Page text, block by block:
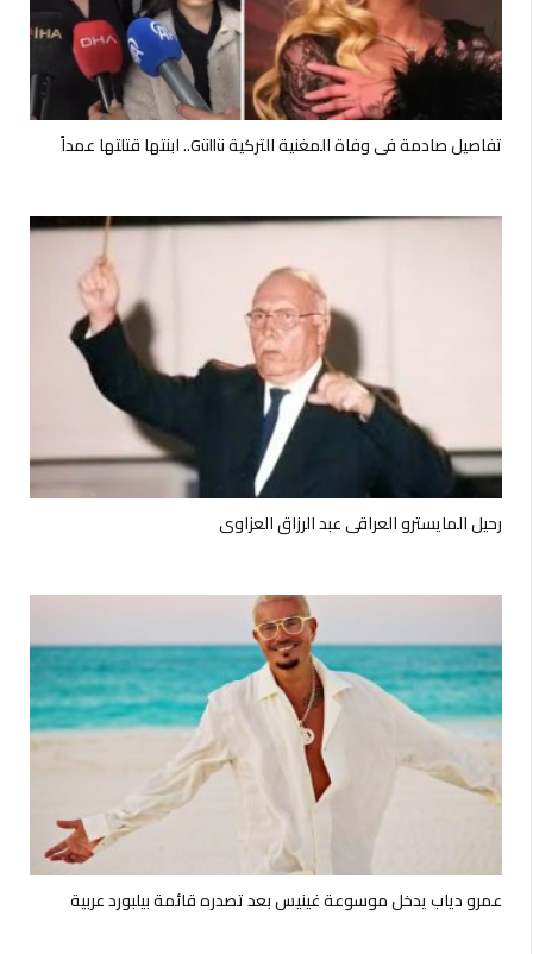
تفاصيل صادمة في وفاة المغنية التركية Güllü.. ابنتها قتلتها عمداً
رحيل المايسترو العراقي عبد الرزاق العزاوي
عمرو دياب يدخل موسوعة غينيس بعد تصدره قائمة بيلبورد عربية